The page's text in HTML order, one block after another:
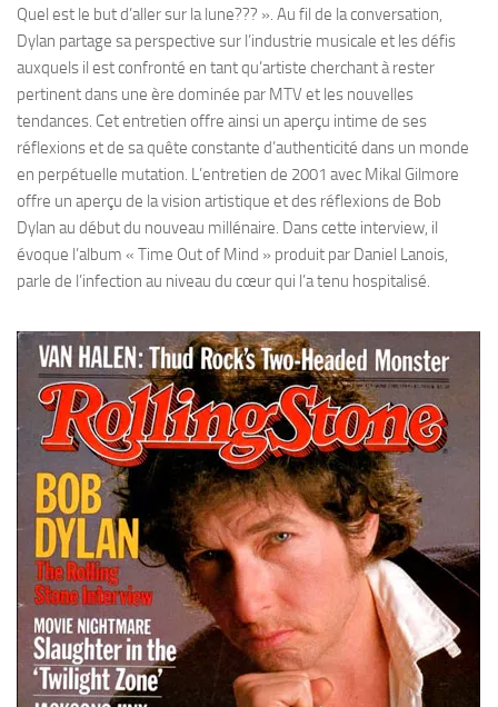
Quel est le but d’aller sur la lune??? ». Au fil de la conversation,
Dylan partage sa perspective sur l’industrie musicale et les défis
auxquels il est confronté en tant qu’artiste cherchant à rester
pertinent dans une ère dominée par MTV et les nouvelles
tendances. Cet entretien offre ainsi un aperçu intime de ses
réflexions et de sa quête constante d’authenticité dans un monde
en perpétuelle mutation. L’entretien de 2001 avec Mikal Gilmore
offre un aperçu de la vision artistique et des réflexions de Bob
Dylan au début du nouveau millénaire. Dans cette interview, il
évoque l’album « Time Out of Mind » produit par Daniel Lanois,
parle de l’infection au niveau du cœur qui l’a tenu hospitalisé.